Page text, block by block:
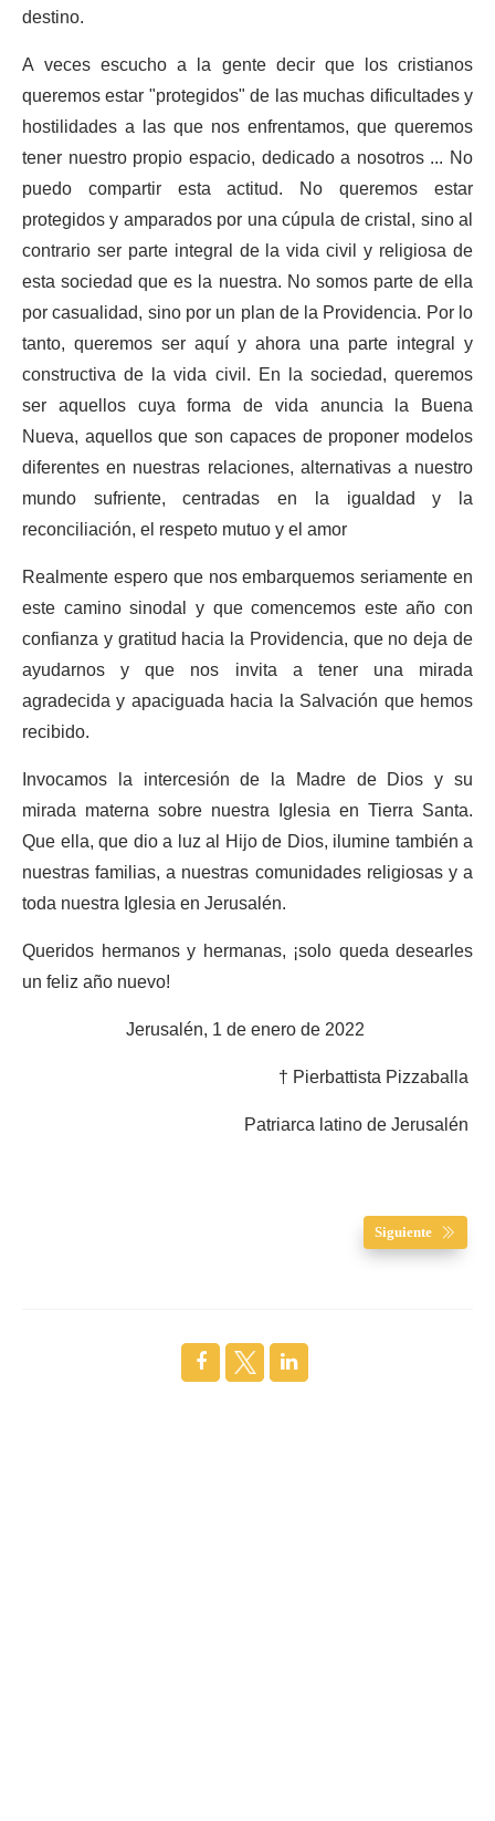
destino.
A veces escucho a la gente decir que los cristianos
queremos estar "protegidos" de las muchas dificultades y
hostilidades a las que nos enfrentamos, que queremos
tener nuestro propio espacio, dedicado a nosotros ... No
puedo compartir esta actitud. No queremos estar
protegidos y amparados por una cúpula de cristal, sino al
contrario ser parte integral de la vida civil y religiosa de
esta sociedad que es la nuestra. No somos parte de ella
por casualidad, sino por un plan de la Providencia. Por lo
tanto, queremos ser aquí y ahora una parte integral y
constructiva de la vida civil. En la sociedad, queremos
ser aquellos cuya forma de vida anuncia la Buena
Nueva, aquellos que son capaces de proponer modelos
diferentes en nuestras relaciones, alternativas a nuestro
mundo sufriente, centradas en la igualdad y la
reconciliación, el respeto mutuo y el amor
Realmente espero que nos embarquemos seriamente en
este camino sinodal y que comencemos este año con
confianza y gratitud hacia la Providencia, que no deja de
ayudarnos y que nos invita a tener una mirada
agradecida y apaciguada hacia la Salvación que hemos
recibido.
Invocamos la intercesión de la Madre de Dios y su
mirada materna sobre nuestra Iglesia en Tierra Santa.
Que ella, que dio a luz al Hijo de Dios, ilumine también a
nuestras familias, a nuestras comunidades religiosas y a
toda nuestra Iglesia en Jerusalén.
Queridos hermanos y hermanas, ¡solo queda desearles
un feliz año nuevo!
Jerusalén, 1 de enero de 2022
† Pierbattista Pizzaballa
Patriarca latino de Jerusalén
Siguiente